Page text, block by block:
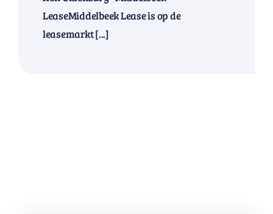
LeaseMiddelbeek Lease is op de
leasemarkt [...]